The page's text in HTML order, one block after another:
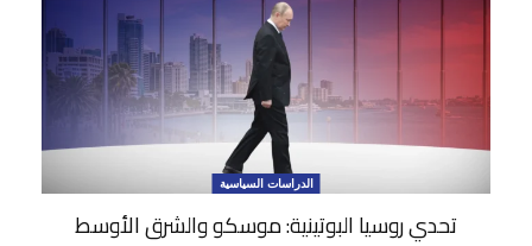
الدراسات السياسية
تحدي روسيا البوتينية: موسكو والشرق الأوسط